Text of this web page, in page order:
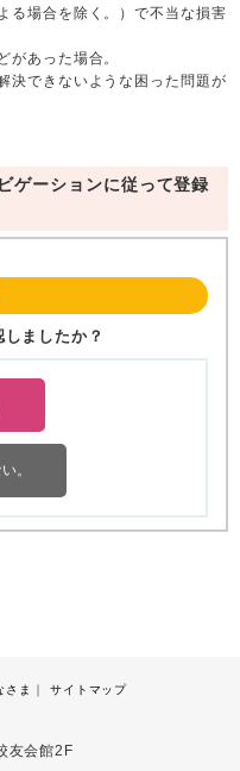
る場合を除く。）で不当な損害
あった場合。
決できないような困った問題が
ゲーションに従って登録
しましたか？
さま サイトマップ
友会館2F